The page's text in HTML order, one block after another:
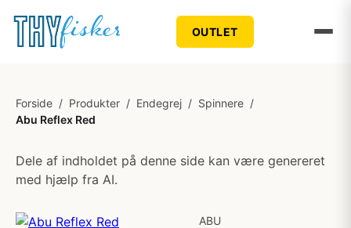
OUTLET
Forside / Produkter / Endegrej / Spinnere /
Abu Reflex Red
Dele af indholdet på denne side kan være genereret
med hjælp fra AI.
ABU